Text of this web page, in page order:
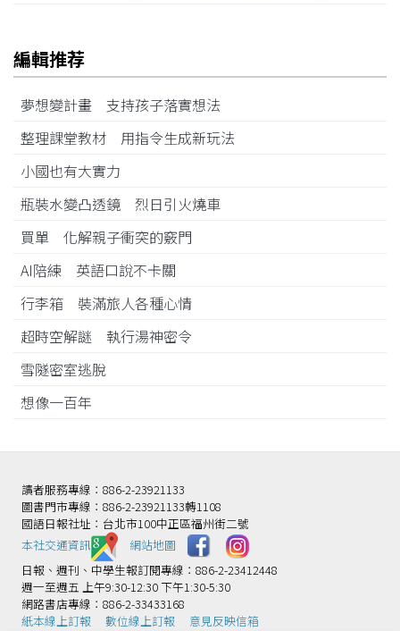
編輯推荐
夢想變計畫 支持孩子落實想法
整理課堂教材 用指令生成新玩法
小國也有大實力
瓶裝水變凸透鏡 烈日引火燒車
買單 化解親子衝突的竅門
AI陪練 英語口說不卡關
行李箱 裝滿旅人各種心情
超時空解謎 執行湯神密令
雪隧密室逃脫
想像一百年
讀者服務專線：886-2-23921133
圖書門市專線：886-2-23921133轉1108
國語日報社址：台北市100中正區福州街二號
本社交通資訊️
網站地圖
日報、週刊、中學生報訂閱專線：886-2-23412448
週一至週五 上午9:30-12:30 下午1:30-5:30
網路書店專線：886-2-33433168
紙本線上訂報
數位線上訂報 意見反映信箱